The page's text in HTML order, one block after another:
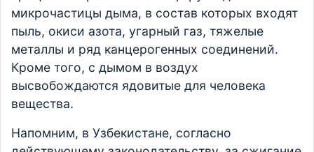
микрочастицы дыма, в состав которых входят
пыль, окиси азота, угарный газ, тяжелые
металлы и ряд канцерогенных соединений.
Кроме того, с дымом в воздух
высвобождаются ядовитые для человека
вещества.
Напомним, в Узбекистане, согласно